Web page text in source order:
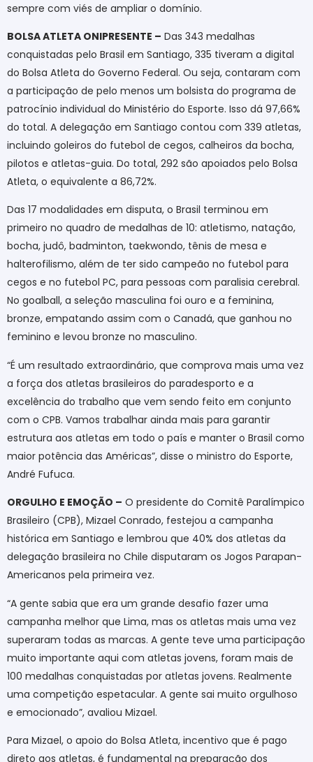
sempre com viés de ampliar o domínio.
BOLSA ATLETA ONIPRESENTE – Das 343 medalhas
conquistadas pelo Brasil em Santiago, 335 tiveram a digital
do Bolsa Atleta do Governo Federal. Ou seja, contaram com
a participação de pelo menos um bolsista do programa de
patrocínio individual do Ministério do Esporte. Isso dá 97,66%
do total. A delegação em Santiago contou com 339 atletas,
incluindo goleiros do futebol de cegos, calheiros da bocha,
pilotos e atletas-guia. Do total, 292 são apoiados pelo Bolsa
Atleta, o equivalente a 86,72%.
Das 17 modalidades em disputa, o Brasil terminou em
primeiro no quadro de medalhas de 10: atletismo, natação,
bocha, judô, badminton, taekwondo, tênis de mesa e
halterofilismo, além de ter sido campeão no futebol para
cegos e no futebol PC, para pessoas com paralisia cerebral.
No goalball, a seleção masculina foi ouro e a feminina,
bronze, empatando assim com o Canadá, que ganhou no
feminino e levou bronze no masculino.
“É um resultado extraordinário, que comprova mais uma vez
a força dos atletas brasileiros do paradesporto e a
excelência do trabalho que vem sendo feito em conjunto
com o CPB. Vamos trabalhar ainda mais para garantir
estrutura aos atletas em todo o país e manter o Brasil como
maior potência das Américas”, disse o ministro do Esporte,
André Fufuca.
ORGULHO E EMOÇÃO – O presidente do Comitê Paralímpico
Brasileiro (CPB), Mizael Conrado, festejou a campanha
histórica em Santiago e lembrou que 40% dos atletas da
delegação brasileira no Chile disputaram os Jogos Parapan-
Americanos pela primeira vez.
“A gente sabia que era um grande desafio fazer uma
campanha melhor que Lima, mas os atletas mais uma vez
superaram todas as marcas. A gente teve uma participação
muito importante aqui com atletas jovens, foram mais de
100 medalhas conquistadas por atletas jovens. Realmente
uma competição espetacular. A gente sai muito orgulhoso
e emocionado”, avaliou Mizael.
Para Mizael, o apoio do Bolsa Atleta, incentivo que é pago
direto aos atletas, é fundamental na preparação dos